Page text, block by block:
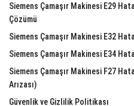
Siemens Çamaşır Makinesi E29
Çözümü
Siemens Çamaşır Makinesi E32
Siemens Çamaşır Makinesi E34
Siemens Çamaşır Makinesi F27
Arızası)
Güvenlik ve Gizlilik Politikası